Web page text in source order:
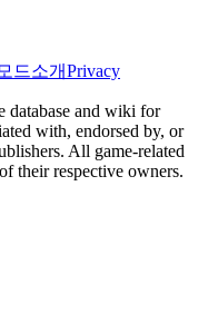
모드소개Privacy
database and wiki for
with, endorsed by, or
All game-related
their respective owners.